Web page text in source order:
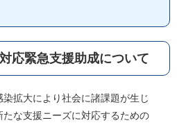
応緊急支援助成について
拡大により社会に諸課題が生じ
な支援ニーズに対応するための